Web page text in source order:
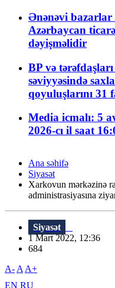
Ənənəvi bazarlar
Azərbaycan
dəyişməlidir
BP və
səviyyəsində
qoyuluşlarını 31
Media icmalı: 5
2026-cı il saat
Ana səhifə
Siyasət
Xarkovun mərkəzinə
administrasiyasına
Siyasət
1 Mart 2022, 12:36
684
A- A A+
EN RU